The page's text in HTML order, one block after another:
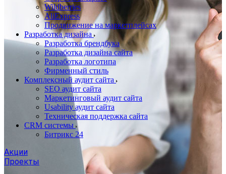
Wildberries
AliExpress
Продвижение на маркетплейсах
Разработка дизайна
Разработка брендбука
Разработка дизайна сайта
Разработка логотипа
Фирменный стиль
Комплексный аудит сайта
SEO аудит сайта
Маркетинговый аудит сайта
Usability аудит сайта
Техническая поддержка сайта
CRM системы
Битрикс 24
Акции
Проекты